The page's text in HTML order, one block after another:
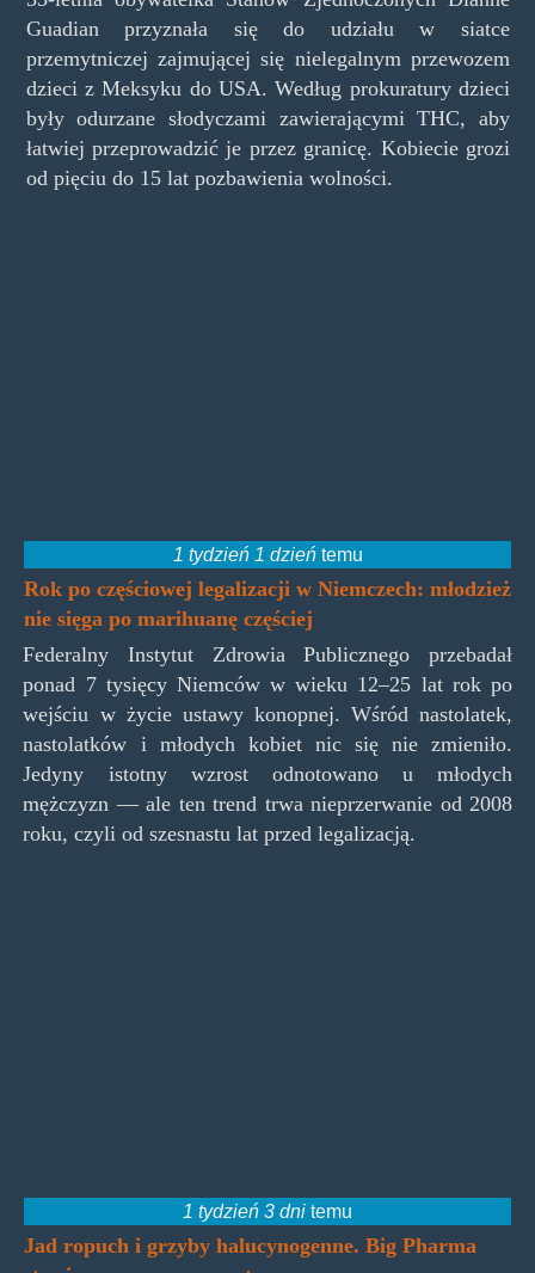
Guadian przyznała się do udziału w siatce
przemytniczej zajmującej się nielegalnym przewozem
dzieci z Meksyku do USA. Według prokuratury dzieci
były odurzane słodyczami zawierającymi THC, aby
łatwiej przeprowadzić je przez granicę. Kobiecie grozi
od pięciu do 15 lat pozbawienia wolności.
1 tydzień 1 dzieńtemu
Rok po częściowej legalizacji w Niemczech: młodzież
nie sięga po marihuanę częściej
Federalny Instytut Zdrowia Publicznego przebadał
ponad 7 tysięcy Niemców w wieku 12–25 lat rok po
wejściu w życie ustawy konopnej. Wśród nastolatek,
nastolatków i młodych kobiet nic się nie zmieniło.
Jedyny istotny wzrost odnotowano u młodych
mężczyzn — ale ten trend trwa nieprzerwanie od 2008
roku, czyli od szesnastu lat przed legalizacją.
1 tydzień 3 dni temu
Jad ropuch i grzyby halucynogenne. Big Pharma